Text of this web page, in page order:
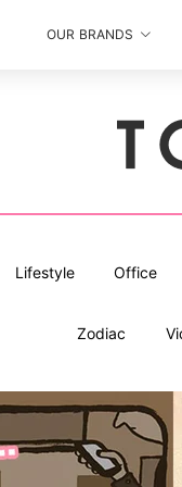
OUR BRANDS
Lifestyle Office
Zodiac